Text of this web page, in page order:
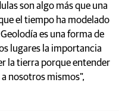
son algo más que una
el tiempo ha modelado
es una forma de
lugares la importancia
la tierra porque entender
nosotros mismos",